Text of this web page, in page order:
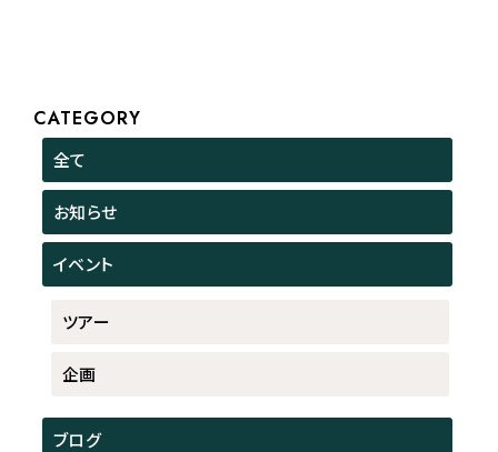
CATEGORY
全て
お知らせ
イベント
ツアー
企画
ブログ